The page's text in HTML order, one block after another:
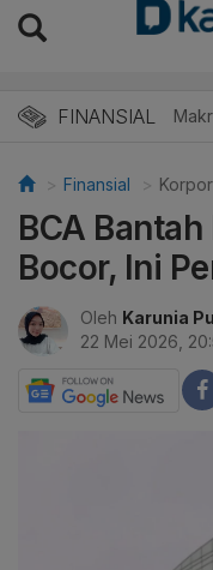
FINANSIAL
Finansial
BCA
Bocor, Ini
Oleh Karunia
22 Mei 2026,